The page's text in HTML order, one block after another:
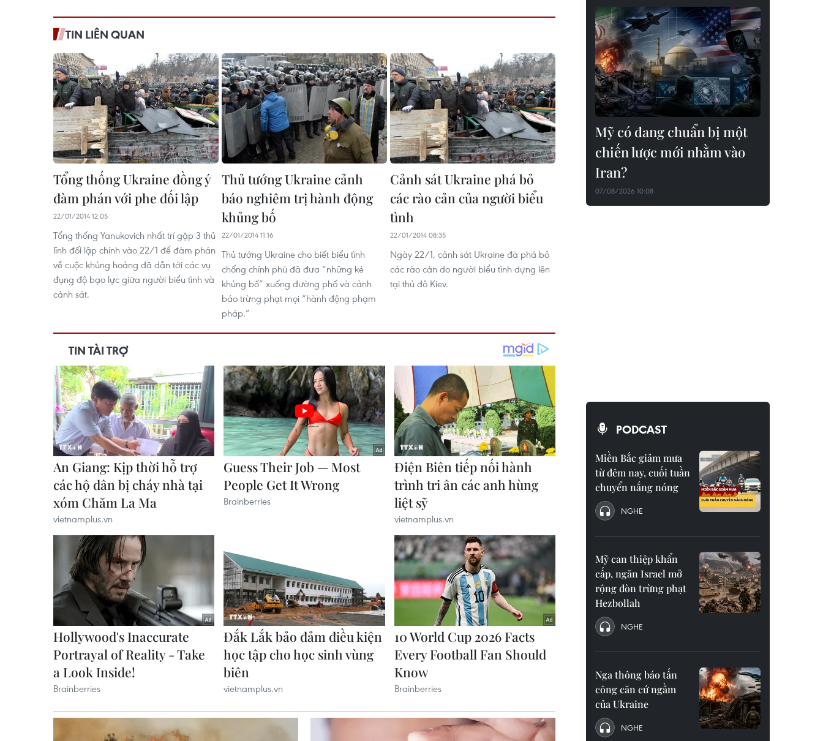
TIN LIÊN QUAN
Tổng thống Ukraine đồng ý
đàm phán với phe đối lập
22/01/2014 12:05
Tổng thống Yanukovich nhất trí gặp 3 thủ
lĩnh đối lập chính vào 22/1 để đàm phán
về cuộc khủng hoảng đã dẫn tới các vụ
đụng độ bạo lực giữa người biểu tình và
cảnh sát.
Thủ tướng Ukraine cảnh
báo nghiêm trị hành động
khủng bố
22/01/2014 11:16
Thủ tướng Ukraine cho biết biểu tình
chống chính phủ đã đưa “những kẻ
khủng bố” xuống đường phố và cảnh
báo trừng phạt mọi “hành động phạm
pháp.”
Cảnh sát Ukraine phá bỏ
các rào cản của người biểu
tình
22/01/2014 08:35
Ngày 22/1, cảnh sát Ukraine đã phá bỏ
các rào cản do người biểu tình dựng lên
tại thủ đô Kiev.
Mỹ có đang chuẩn bị một
chiến lược mới nhằm vào
Iran?
07/08/2026 10:08
PODCAST
Miền Bắc giảm mưa
từ đêm nay, cuối tuần
chuyển nắng nóng
NGHE
Mỹ can thiệp khẩn
cấp, ngăn Israel mở
rộng đòn trừng phạt
Hezbollah
NGHE
Nga thông báo tấn
công căn cứ ngầm
của Ukraine
NGHE